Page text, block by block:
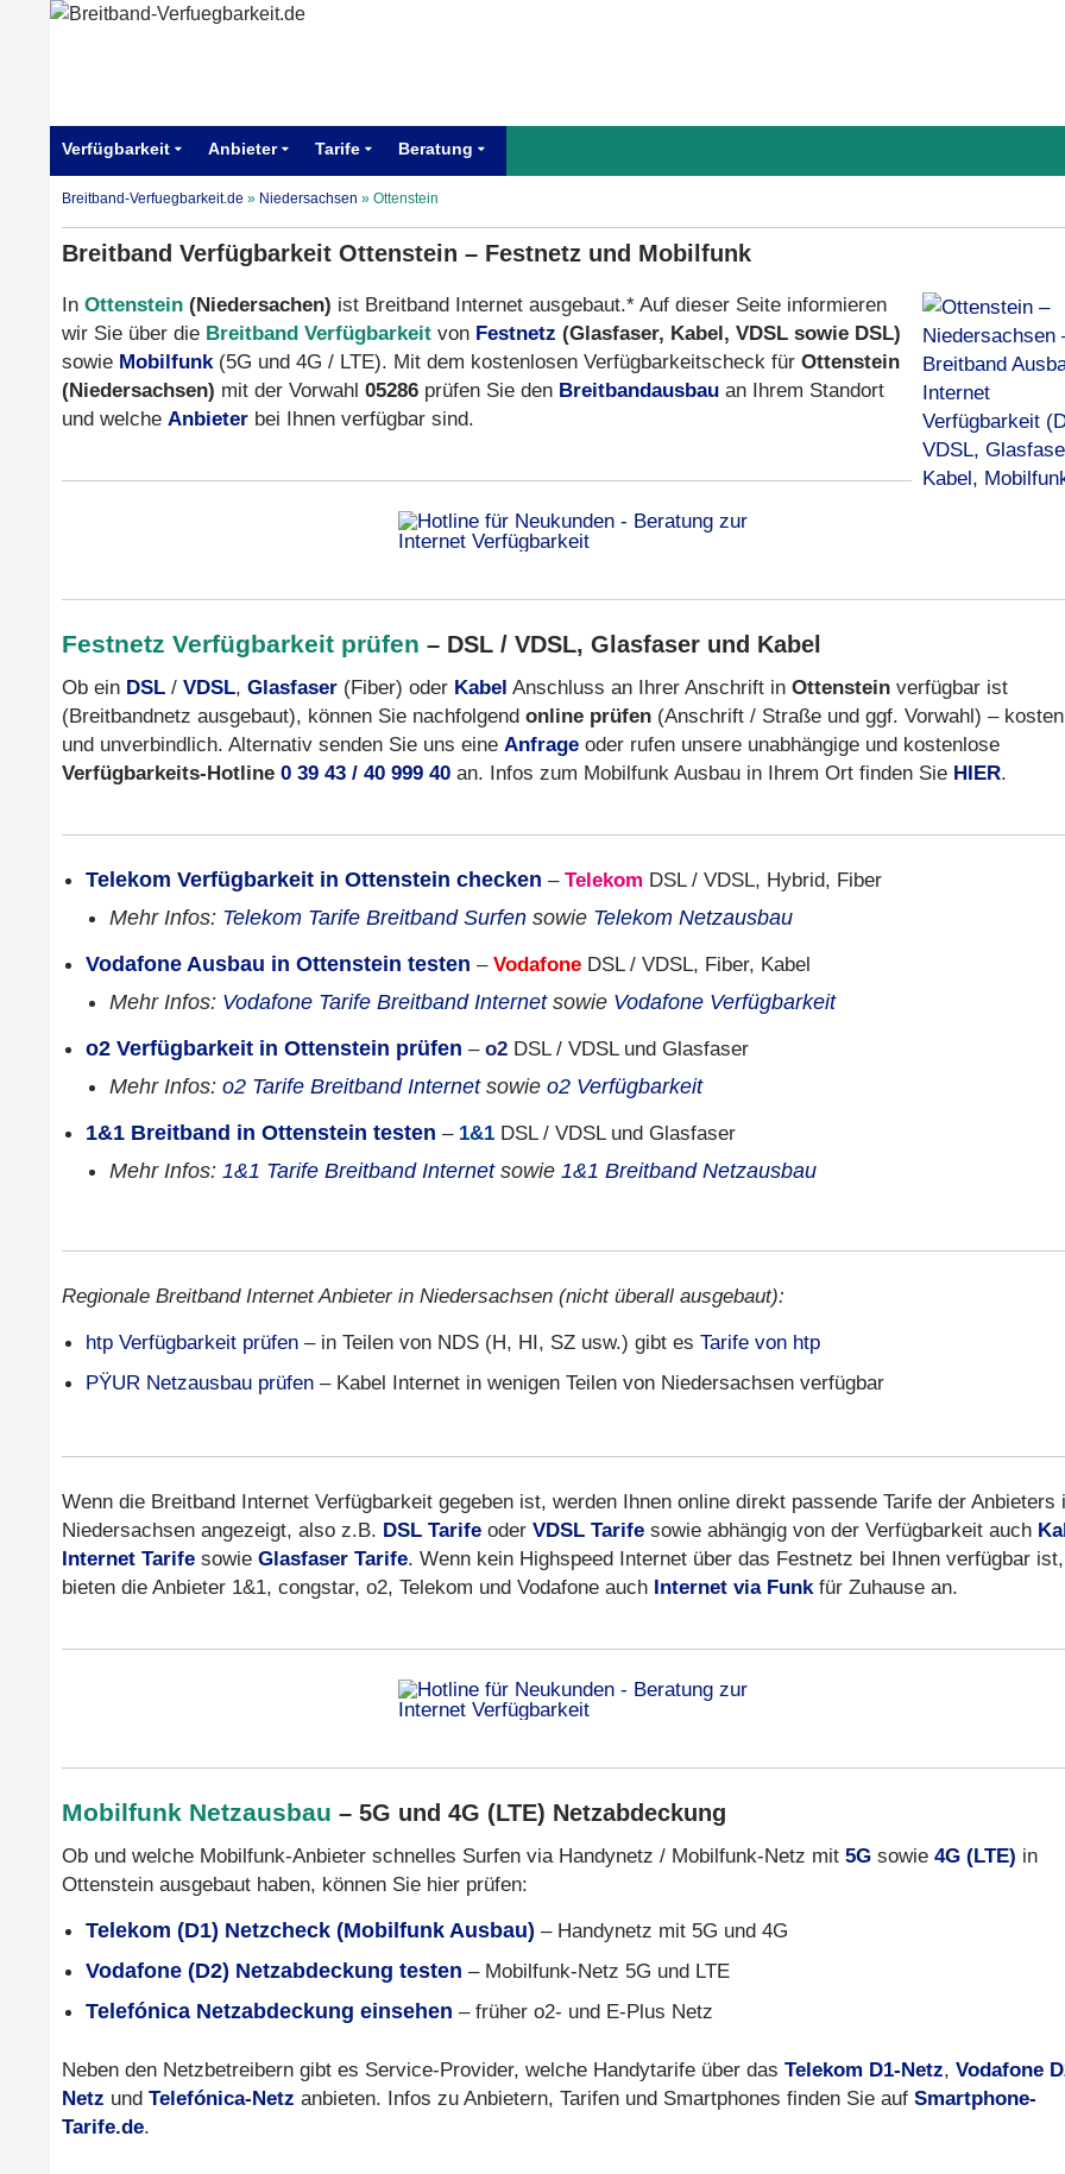
Verfügbarkeit Anbieter Tarife Beratung
Breitband-Verfuegbarkeit.de » Niedersachsen » Ottenstein
Breitband Verfügbarkeit Ottenstein – Festnetz und Mobilfunk
In Ottenstein (Niedersachen) ist Breitband Internet ausgebaut.* Auf dieser Seite informieren
wir Sie über die Breitband Verfügbarkeit von Festnetz (Glasfaser, Kabel, VDSL sowie DSL)
sowie Mobilfunk(5G und 4G / LTE). Mit dem kostenlosen Verfügbarkeitscheck für Ottenstein
(Niedersachsen) mit der Vorwahl 05286 prüfen Sie den Breitbandausbau an Ihrem Standort
und welche Anbieter bei Ihnen verfügbar sind.
Festnetz Verfügbarkeit prüfen – DSL / VDSL, Glasfaser und Kabel
Ob ein DSL / VDSL, Glasfaser (Fiber) oder Kabel Anschluss an Ihrer Anschrift in Ottenstein verfügbar ist
(Breitbandnetz ausgebaut), können Sie nachfolgend online prüfen (Anschrift / Straße und ggf. Vorwahl) –
und unverbindlich. Alternativ senden Sie uns eine Anfrage oder rufen unsere unabhängige und kostenlose
Verfügbarkeits-Hotline 0 39 43 / 40 999 40 an. Infos zum Mobilfunk Ausbau in Ihrem Ort finden Sie HIER.
Telekom Verfügbarkeit in Ottenstein checken – Telekom DSL / VDSL, Hybrid, Fiber
Mehr Infos: Telekom Tarife Breitband Surfen sowie Telekom Netzausbau
Vodafone Ausbau in Ottenstein testen – Vodafone DSL / VDSL, Fiber, Kabel
Mehr Infos: Vodafone Tarife Breitband Internetsowie Vodafone Verfügbarkeit
o2 Verfügbarkeit in Ottenstein prüfen – o2 DSL / VDSL und Glasfaser
Mehr Infos: o2 Tarife Breitband Internetsowie o2 Verfügbarkeit
1&1 Breitband in Ottenstein testen – 1&1 DSL / VDSL und Glasfaser
Mehr Infos: 1&1 Tarife Breitband Internetsowie 1&1 Breitband Netzausbau
Regionale Breitband Internet Anbieter in Niedersachsen (nicht überall ausgebaut):
htp Verfügbarkeit prüfen – in Teilen von NDS (H, HI, SZ usw.) gibt es Tarife von htp
PŸUR Netzausbau prüfen – Kabel Internet in wenigen Teilen von Niedersachsen verfügbar
Wenn die Breitband Internet Verfügbarkeit gegeben ist, werden Ihnen online direkt passende Tarife der Anbieters
Niedersachsen angezeigt, also z.B. DSL Tarife oder VDSL Tarife sowie abhängig von der Verfügbarkeit auch
Internet Tarife sowie Glasfaser Tarife. Wenn kein Highspeed Internet über das Festnetz bei Ihnen verfügbar ist,
bieten die Anbieter 1&1, congstar, o2, Telekom und Vodafone auch Internet via Funkfür Zuhause an.
Mobilfunk Netzausbau – 5G und 4G (LTE) Netzabdeckung
Ob und welche Mobilfunk-Anbieter schnelles Surfen via Handynetz / Mobilfunk-Netz mit 5G sowie 4G (LTE) in
Ottenstein ausgebaut haben, können Sie hier prüfen:
Telekom (D1) Netzcheck (Mobilfunk Ausbau) – Handynetz mit 5G und 4G
Vodafone (D2) Netzabdeckung testen – Mobilfunk-Netz 5G und LTE
Telefónica Netzabdeckung einsehen – früher o2- und E-Plus Netz
Neben den Netzbetreibern gibt es Service-Provider, welche Handytarife über das Telekom D1-Netz, Vodafone
Netz und Telefónica-Netz anbieten. Infos zu Anbietern, Tarifen und Smartphones finden Sie auf Smartphone-
Tarife.de.